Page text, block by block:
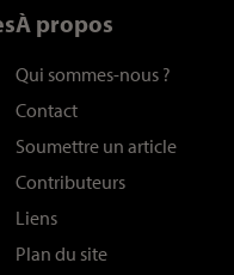
À propos
Qui sommes-nous ?
Contact
Soumettre un article
Contributeurs
Liens
Plan du site